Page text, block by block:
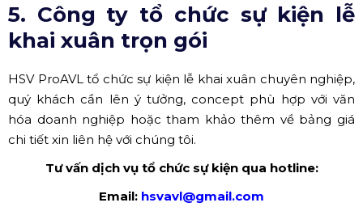
5. Công ty tổ chức sự kiện lễ
khai xuân trọn gói
HSV ProAVL tổ chức sự kiện lễ khai xuân chuyên nghiệp,
quý khách cần lên ý tưởng, concept phù hợp với văn
hóa doanh nghiệp hoặc tham khảo thêm về bảng giá
chi tiết xin liên hệ với chúng tôi.
Tư vấn dịch vụ tổ chức sự kiện qua hotline:
Email: hsvavl@gmail.com